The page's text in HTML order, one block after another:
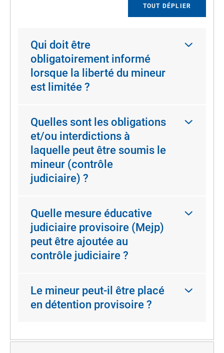
TOUT DÉPLIER
Qui doit être
obligatoirement informé
lorsque la liberté du mineur
est limitée ?
Quelles sont les obligations
et/ou interdictions à
laquelle peut être soumis le
mineur (contrôle
judiciaire) ?
Quelle mesure éducative
judiciaire provisoire (Mejp)
peut être ajoutée au
contrôle judiciaire ?
Le mineur peut-il être placé
en détention provisoire ?